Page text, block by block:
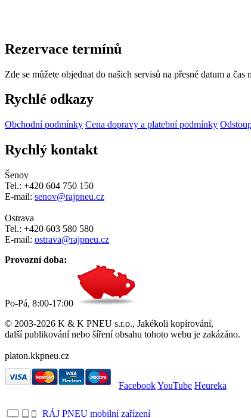
Rezervace termínů
Zde se můžete objednat do našich servisů na přesné datum a čas
Rychlé odkazy
Obchodní podmínky Cena dopravy a platební podmínky
Rychlý kontakt
Šenov
Tel.: +420 604 750 150
E-mail: senov@rajpneu.cz
Ostrava
Tel.: +420 603 580 580
E-mail: ostrava@rajpneu.cz
Provozní doba:
Po-Pá, 8:00-17:00
© 2003-2026 K & K PNEU s.r.o., Jakékoli kopírování,
další publikování nebo šíření obsahu tohoto webu je zakázáno.
platon.kkpneu.cz
FacebookYouTube Heureka
RÁJ PNEU mobilní zařízení